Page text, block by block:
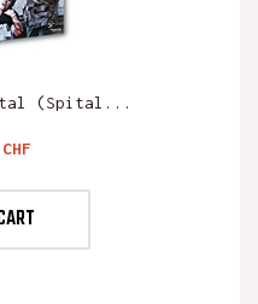
(Spital...